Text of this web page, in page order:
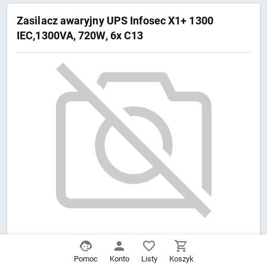
Zasilacz awaryjny UPS Infosec X1+ 1300
IEC,1300VA, 720W, 6x C13
901,02
Pomoc Konto Listy Koszyk